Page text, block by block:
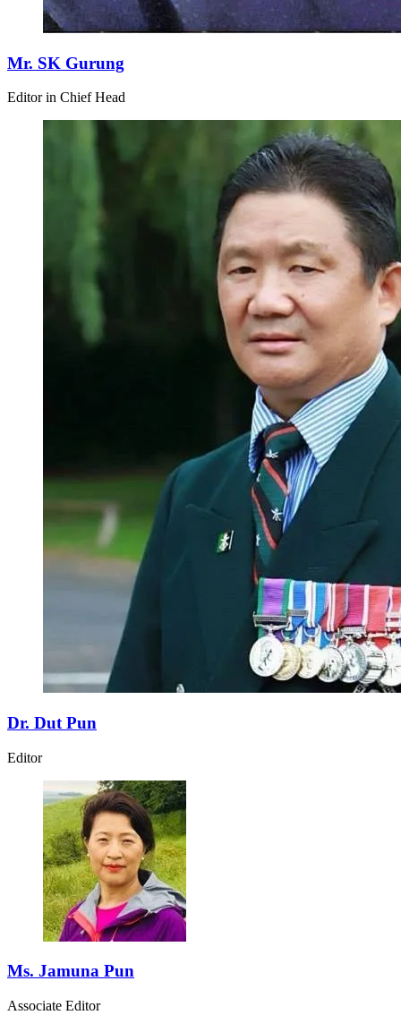
Mr. SK Gurung
Editor in Chief Head
Dr. Dut Pun
Editor
Ms. Jamuna Pun
Associate Editor